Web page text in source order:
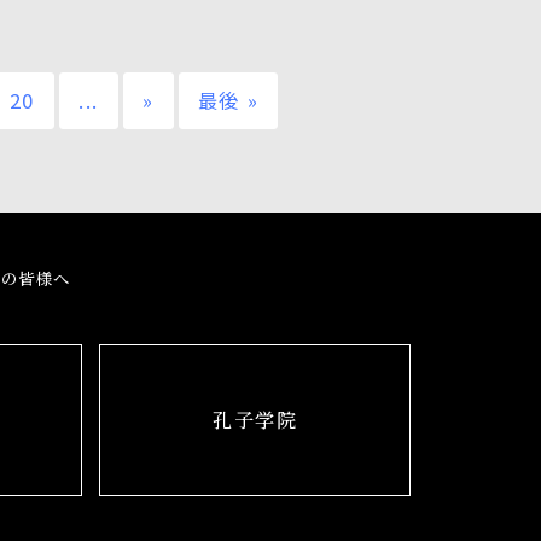
20 ... » 最後 »
皆様へ
孔子学院